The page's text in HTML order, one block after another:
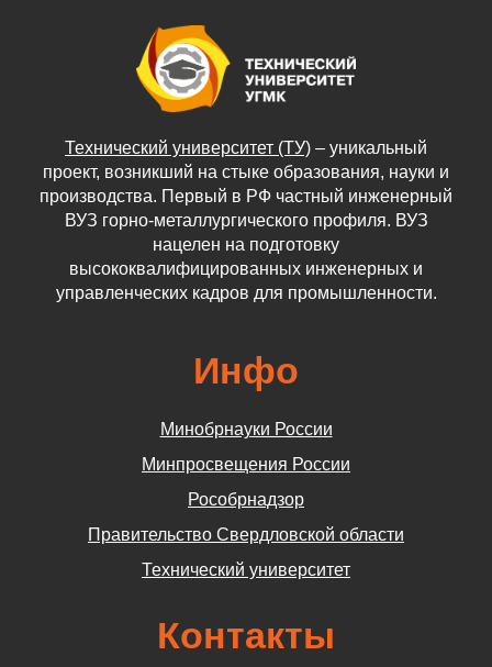
Технический университет (ТУ) – уникальный
проект, возникший на стыке образования, науки и
производства. Первый в РФ частный инженерный
ВУЗ горно-металлургического профиля. ВУЗ
нацелен на подготовку
высококвалифицированных инженерных и
управленческих кадров для промышленности.
Инфо
Минобрнауки России
Минпросвещения России
Рособрнадзор
Правительство Свердловской области
Технический университет
Контакты